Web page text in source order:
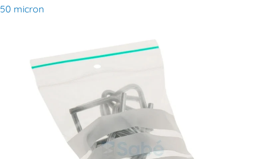
50 micron